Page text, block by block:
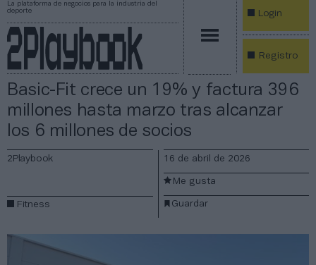
La plataforma de negocios para la industria del
deporte
Login
Registro
Basic-Fit crece un 19% y factura 396
millones hasta marzo tras alcanzar
los 6 millones de socios
2Playbook
Fitness
16 de abril de 2026
Guardar
Me gusta